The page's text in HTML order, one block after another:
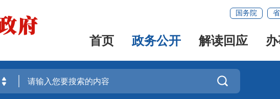
国务院
首页 政务公开 解读回应
